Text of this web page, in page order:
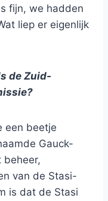
fijn, we hadden
liep er eigenlijk
de Zuid-
een beetje
Gauck-
beheer,
van de Stasi-
is dat de Stasi